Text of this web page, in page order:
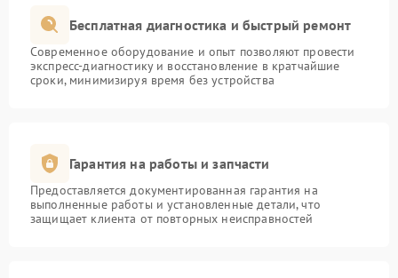
Бесплатная диагностика и быстрый ремонт
Современное оборудование и опыт позволяют провести
экспресс-диагностику и восстановление в кратчайшие
сроки, минимизируя время без устройства
Гарантия на работы и запчасти
Предоставляется документированная гарантия на
выполненные работы и установленные детали, что
защищает клиента от повторных неисправностей